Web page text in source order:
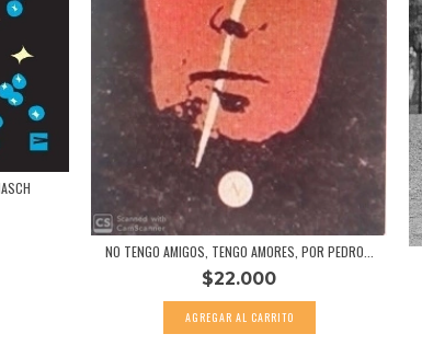
NO TENGO AMIGOS, TENGO AMORES, POR PEDRO...
$22.000